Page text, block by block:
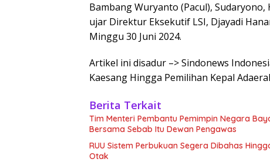
Bambang Wuryanto (Pacul),
ujar Direktur Eksekutif LSI, Djayadi
Minggu 30 Juni 2024.
Artikel ini disadur –> Sindonews
Kaesang Hingga Pemilihan Kepal
Berita Terkait
Tim Menteri Pembantu Pemimpin Negara
Bersama Sebab Itu Dewan Pengawas
RUU Sistem Perbukuan Segera Dibahas
Otak